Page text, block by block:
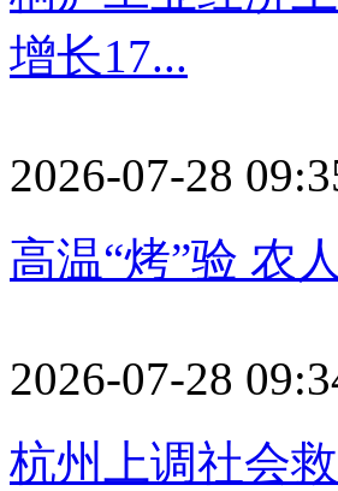
增长17...
2026-07-28
高温“烤”验 农
2026-07-28
杭州上调社会